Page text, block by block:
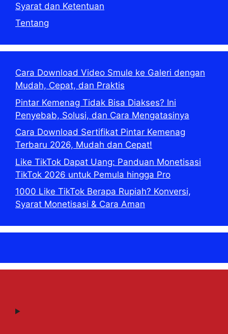
Syarat dan Ketentuan
Tentang
Cara Download Video Smule ke Galeri dengan
Mudah, Cepat, dan Praktis
Pintar Kemenag Tidak Bisa Diakses? Ini
Penyebab, Solusi, dan Cara Mengatasinya
Cara Download Sertifikat Pintar Kemenag
Terbaru 2026, Mudah dan Cepat!
Like TikTok Dapat Uang: Panduan Monetisasi
TikTok 2026 untuk Pemula hingga Pro
1000 Like TikTok Berapa Rupiah? Konversi,
Syarat Monetisasi & Cara Aman